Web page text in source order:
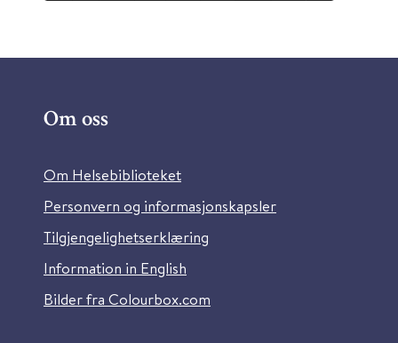
Om oss
Om Helsebiblioteket
Personvern og informasjonskapsler
Tilgjengelighetserklæring
Information in English
Bilder fra Colourbox.com